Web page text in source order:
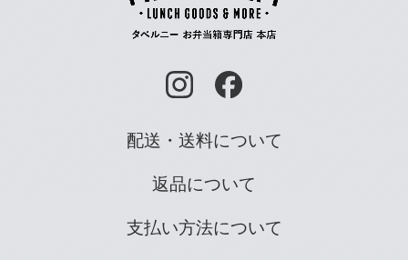
配送・送料について
返品について
支払い方法について